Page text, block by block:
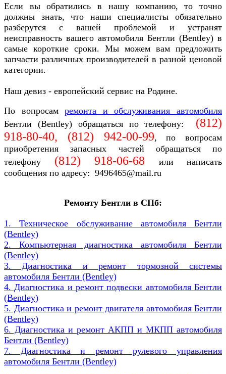
Если вы обратились в нашу компанию, то точно
должны знать, что наши специалисты обязательно
разберутся с вашей проблемой и устранят
неисправность вашего автомобиля Бентли (Bentley) в
самые короткие сроки. Мы можем вам предложить
запчасти различных производителей в разной ценовой
категории.
Наш девиз - европейский сервис на Родине.
По вопросамремонта и обслуживания автомобиля
Бентли (Bentley) обращаться по телефону: (812)
918-80-40, (812) 942-00-99, по вопросам
приобретения запасных частей обращаться по
телефону (812) 918-06-68
или написать
сообщения по адресу: 9496465@mail.ru
Ремонту Бентли в СПб:
1. Техническое обслуживание автомобиля Бентли
(Bentley)
2. Компьютерная диагностика автомобиля Бентли
(Bentley)
3. Диагностика и ремонт тормозной системы
автомобиля Бентли (Bentley)
4. Диагностика и ремонт подвески автомобиля Бентли
(Bentley)
5. Диагностика и ремонт двигателя автомобиля Бентли
(Bentley)
6. Диагностика и ремонт АКПП и МКПП автомобиля
Бентли (Bentley)
7. Диагностика и ремонт рулевого управления
автомобиля Бентли (Bentley)